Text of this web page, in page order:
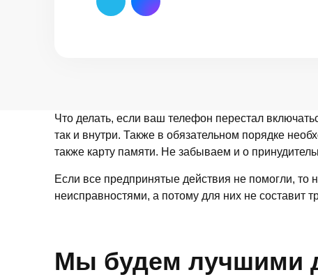
Что делать, если ваш телефон перестал
так и внутри. Также в обязательном порядке
также карту памяти. Не забываем и о
Если все предпринятые действия не помогли,
неисправностями, а потому для них не составит
Мы будем лучшими